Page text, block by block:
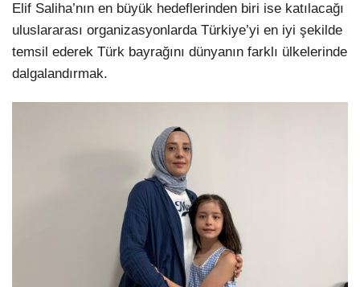
Elif Saliha’nın en büyük hedeflerinden biri ise katılacağı
uluslararası organizasyonlarda Türkiye’yi en iyi şekilde
temsil ederek Türk bayrağını dünyanın farklı ülkelerinde
dalgalandırmak.